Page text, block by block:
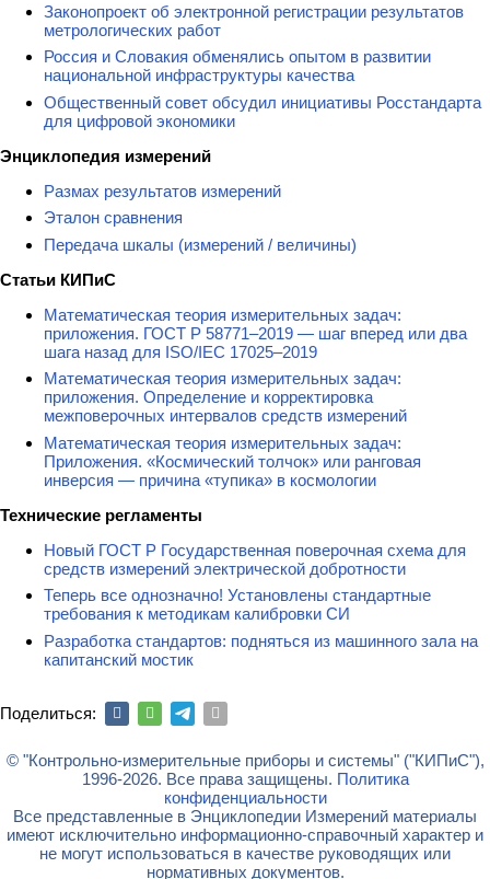
Законопроект об электронной регистрации результатов
метрологических работ
Россия и Словакия обменялись опытом в развитии
национальной инфраструктуры качества
Общественный совет обсудил инициативы Росстандарта
для цифровой экономики
Энциклопедия измерений
Размах результатов измерений
Эталон сравнения
Передача шкалы (измерений / величины)
Статьи КИПиС
Математическая теория измерительных задач:
приложения. ГОСТ Р 58771–2019 — шаг вперед или два
шага назад для ISO/IEC 17025–2019
Математическая теория измерительных задач:
приложения. Определение и корректировка
межповерочных интервалов средств измерений
Математическая теория измерительных задач:
Приложения. «Космический толчок» или ранговая
инверсия — причина «тупика» в космологии
Технические регламенты
Новый ГОСТ Р Государственная поверочная схема для
средств измерений электрической добротности
Теперь все однозначно! Установлены стандартные
требования к методикам калибровки СИ
Разработка стандартов: подняться из машинного зала на
капитанский мостик
Поделиться:
© "Контрольно-измерительные приборы и системы" ("КИПиС"),
1996-2026. Все права защищены. Политика
конфиденциальности
Все представленные в Энциклопедии Измерений материалы
имеют исключительно информационно-справочный характер и
не могут использоваться в качестве руководящих или
нормативных документов.